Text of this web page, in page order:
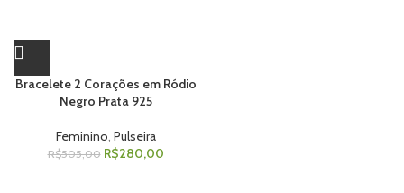
Bracelete 2 Corações em Ródio
Negro Prata 925
Feminino, Pulseira
R$505,00 R$280,00